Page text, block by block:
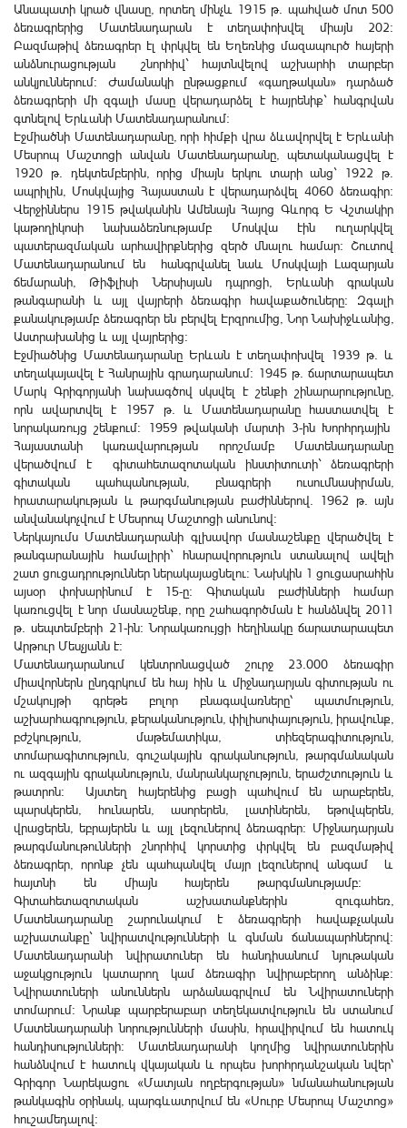
Անապատի կրած վնասը, որտեղ մինչև 1915 թ. պահված մոտ 500
ձեռագրերից Մատենադարան է տեղափոխվել միայն 202։
Բազմաթիվ ձեռագրեր էլ փրկվել են Եղեռնից մազապուրծ հայերի
անձնուրացության շնորհիվ` հայտնվելով աշխարհի տարբեր
անկյուններում։ Ժամանակի ընթացքում «գաղթական» դարձած
ձեռագրերի մի զգալի մասը վերադարձել է հայրենիք` հանգրվան
գտնելով Երևանի Մատենադարանում:
Էջմիածնի Մատենադարանը, որի հիմքի վրա ձևավորվել է Երևանի
Մեսրոպ Մաշտոցի անվան Մատենադարանը, պետականացվել է
1920 թ. դեկտեմբերին, որից միայն երկու տարի անց` 1922 թ.
ապրիլին, Մոսկվայից Հայաստան է վերադարձվել 4060 ձեռագիր:
Վերջիններս 1915 թվականին Ամենայն Հայոց Գևորգ Ե Վշտակիր
կաթողիկոսի նախաձեռնությամբ Մոսկվա էին ուղարկվել
պատերազմական արհավիրքներից զերծ մնալու համար։ Շուտով
Մատենադարանում են հանգրվանել նաև Մոսկվայի Լազարյան
ճեմարանի, Թիֆլիսի Ներսիսյան դպրոցի, Երևանի գրական
թանգարանի և այլ վայրերի ձեռագիր հավաքածուները։ Զգալի
քանակությամբ ձեռագրեր են բերվել Էրզրումից, Նոր Նախիջևանից,
Աստրախանից և այլ վայրերից։
Էջմիածնից Մատենադարանը Երևան է տեղափոխվել 1939 թ. և
տեղակայավել է Հանրային գրադարանում: 1945 թ. ճարտարապետ
Մարկ Գրիգորյանի նախագծով սկսվել է շենքի շինարարությունը,
որն ավարտվել է 1957 թ. և Մատենադարանը հաստատվել է
նորակառույց շենքում: 1959 թվականի մարտի 3-ին Խորհրդային
Հայաստանի կառավարության որոշմամբ Մատենադարանը
վերածվում է գիտահետազոտական ինստիտուտի` ձեռագրերի
գիտական պահպանության, բնագրերի ուսումնասիրման,
հրատարակության և թարգմանության բաժիններով. 1962 թ. այն
անվանակոչվում է Մեսրոպ Մաշտոցի անունով։
Ներկայումս Մատենադարանի գլխավոր մասնաշենքը վերածվել է
թանգարանային համալիրի` հնարավորություն ստանալով ավելի
շատ ցուցադրություններ ներակայացնելու: Նախկին 1 ցուցասրահին
այսօր փոխարինում է 15-ը: Գիտական բաժինների համար
կառուցվել է նոր մասնաշենք, որը շահագործման է հանձնվել 2011
թ. սեպտեմբերի 21-ին: Նորակառույցի հեղինակը ճարատարապետ
Արթուր Մեսչյանն է:
Մատենադարանում կենտրոնացված շուրջ 23.000 ձեռագիր
միավորներն ընդգրկում են հայ հին և միջնադարյան գիտության ու
մշակույթի գրեթե բոլոր բնագավառները՝ պատմություն,
աշխարհագրություն, քերականություն, փիլիսոփայություն, իրավունք,
բժշկություն, մաթեմատիկա, տիեզերագիտություն,
տոմարագիտություն, գուշակային գրականություն, թարգմանական
ու ազգային գրականություն, մանրանկարչություն, երաժշտություն և
թատրոն: Այստեղ հայերենից բացի պահվում են արաբերեն,
պարսկերեն, հունարեն, ասորերեն, լատիներեն, եթովպերեն,
վրացերեն, եբրայերեն և այլ լեզուներով ձեռագրեր։ Միջնադարյան
թարգմանութունների շնորհիվ կորստից փրկվել են բազմաթիվ
ձեռագրեր, որոնք չեն պահպանվել մայր լեզուներով անգամ և
հայտնի են միայն հայերեն թարգմանությամբ։
Գիտահետազոտական աշխատանքներին զուգահեռ,
Մատենադարանը շարունակում է ձեռագրերի հավաքչական
աշխատանքը` նվիրատվությունների և գնման ճանապարհներով:
Մատենադարանի նվիրատուներ են հանդիսանում նյութական
աջակցություն կատարող կամ ձեռագիր նվիրաբերող անձինք:
Նվիրատուների անուններն արձանագրվում են Նվիրատուների
տոմարում: Նրանք պարբերաբար տեղեկատվություն են ստանում
Մատենադարանի նորությունների մասին, հրավիրվում են հատուկ
հանդիսությունների: Մատենադարանի կողմից նվիրատուներին
հանձնվում է հատուկ վկայական և որպես խորհրդանշական նվեր՝
Գրիգոր Նարեկացու «Մատյան ողբերգության» նմանահանության
թանկագին օրինակ, պարգևատրվում են «Սուրբ Մեսրոպ Մաշտոց»
հուշամեդալով: